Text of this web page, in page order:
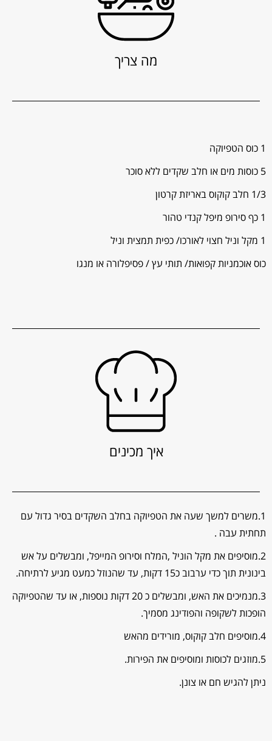
מה צריך
1 כוס הטפיוקה
5 כוסות מים או חלב שקדים ללא סוכר
1/3 חלב קוקוס באריזת קרטון
1 כף סירופ מיפל קנדי טהור
1 מקל וניל חצוי לאורכו/ כפית תמצית וניל
כוס אוכמניות קפואות/ תותי עץ / פסיפלורה או מנגו
איך מכינים
1.משרים למשך שעה את הטפיוקה בחלב השקדים בסיר גדול עם
תחתית עבה .
2.מוסיפים את מקל הוניל ,המלח וסירופ המייפל, ומבשלים על אש
בינונית תוך כדי ערבוב כ15 דקות, עד שהנוזל כמעט מגיע לרתיחה.
3.מנמיכים את האש, ומבשלים כ 20 דקות נוספות, או עד שהטפיוקה
הופכות לשקופה והפודינג מסמיך.
4.מוסיפים חלב קוקוס, מורידים מהאש
5.מוזגים לכוסות ומוסיפים את הפירות.
ניתן להגיש חם או צונן.